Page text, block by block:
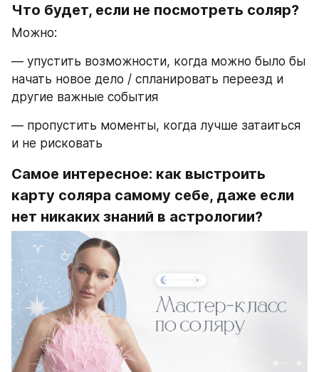
Что будет, если не посмотреть соляр?
Можно:
— упустить возможности, когда можно было бы
начать новое дело / спланировать переезд и
другие важные события
— пропустить моменты, когда лучше затаиться
и не рисковать
Самое интересное: как выстроить
карту соляра самому себе, даже если
нет никаких знаний в астрологии?